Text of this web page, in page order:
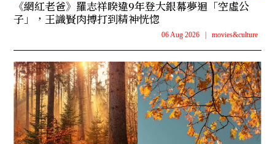
《網紅老爸》羅志祥睽違9年登大銀幕夢迴「空虛公
子」，王識賢肉搏打到精神恍惚
06 Aug 2026 movies&culture